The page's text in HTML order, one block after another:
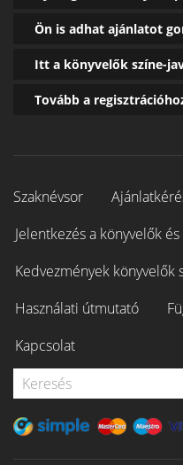
Ön is adhat ajánlatot
Itt a könyvelők színe-
Tovább a
Szaknévsor
Jelentkezés a könyvelők
Kedvezmények könyvelők
Használati útmutató
Kapcsolat